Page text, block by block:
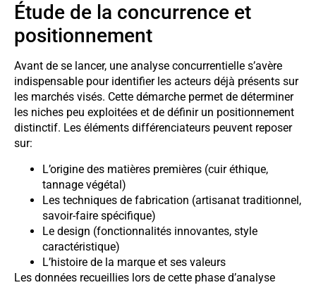
Étude de la concurrence et
positionnement
Avant de se lancer, une analyse concurrentielle s’avère
indispensable pour identifier les acteurs déjà présents sur
les marchés visés. Cette démarche permet de déterminer
les niches peu exploitées et de définir un positionnement
distinctif. Les éléments différenciateurs peuvent reposer
sur:
L’origine des matières premières (cuir éthique,
tannage végétal)
Les techniques de fabrication (artisanat traditionnel,
savoir-faire spécifique)
Le design (fonctionnalités innovantes, style
caractéristique)
L’histoire de la marque et ses valeurs
Les données recueillies lors de cette phase d’analyse